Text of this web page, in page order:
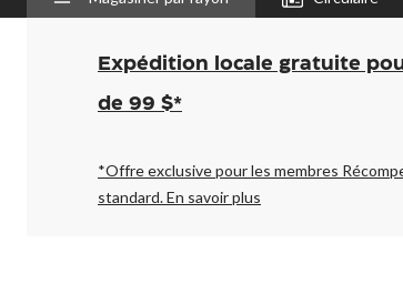
AB,
Ouvert,
Fermeture
à
pour
changer
Expédition locale gratuite
de 99 $*
*Offre exclusive pour les membres
standard.En savoir plus